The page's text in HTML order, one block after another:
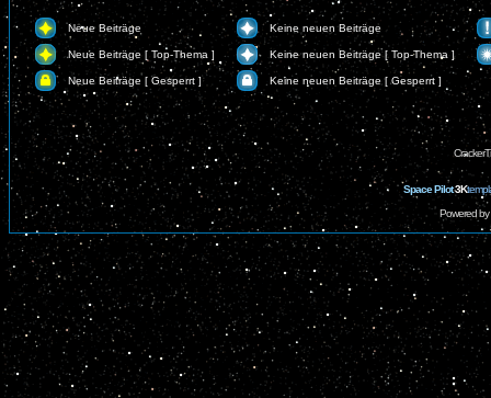
Neue Beiträge Keine neuen Beiträge
Neue Beiträge [ Top-Thema ] Keine neuen Beiträge [ Top-Thema ]
Neue Beiträge [ Gesperrt ] Keine neuen Beiträge [ Gesperrt ]
Space Pilot3K
Powered by